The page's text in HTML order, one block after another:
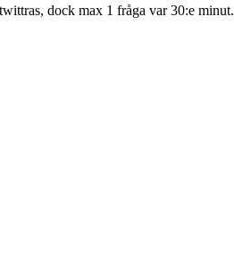
dock max 1 fråga var 30:e minut.